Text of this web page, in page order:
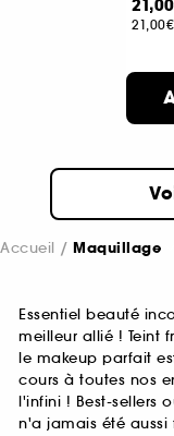
21,00€
Accueil Maquillage
Essentiel beauté
meilleur allié ! Teint
le makeup parfait
cours à toutes nos
l'infini ! Best-sellers
n'a jamais été aussi